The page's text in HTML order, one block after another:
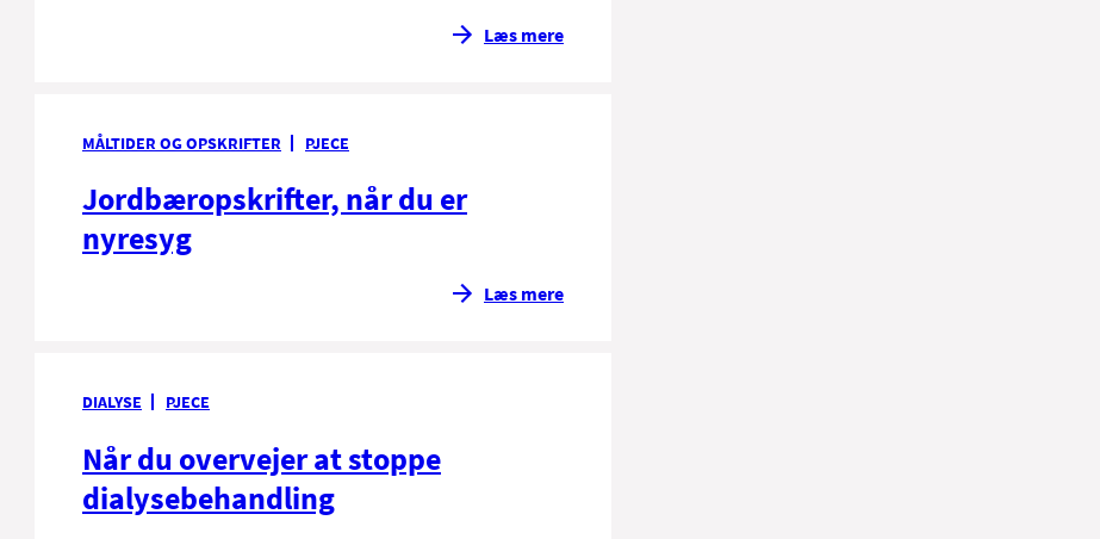
Læs mere
MÅLTIDER OG OPSKRIFTER PJECE
Jordbæropskrifter, når du er
nyresyg
Læs mere
DIALYSE PJECE
Når du overvejer at stoppe
dialysebehandling